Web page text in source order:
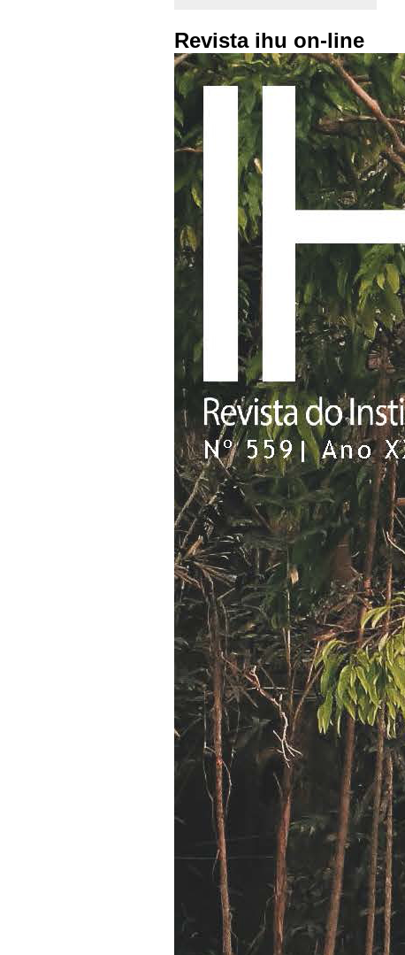
Revista ihu on-line